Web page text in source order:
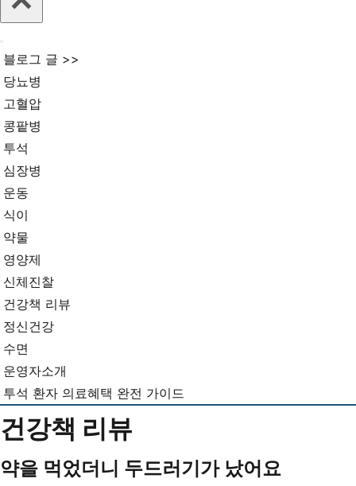
해
검
색
하
기...
비
게
이
션
메
뉴
블로그 글 >>
당뇨병
고혈압
콩팥병
투석
심장병
운동
식이
약물
영양제
신체진찰
건강책 리뷰
정신건강
수면
운영자소개
투석 환자 의료혜택 완전 가이드
건강책 리뷰
약을 먹었더니 두드러기가 났어요